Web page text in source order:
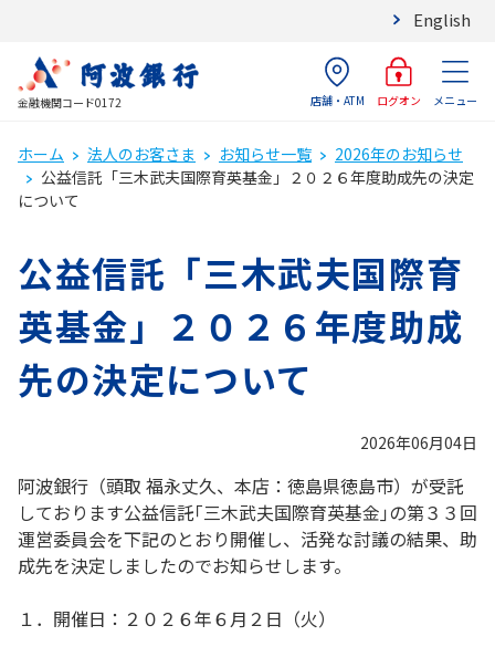
English
金融機関コード0172 店舗・ATM ログオン メニュー
ホーム 法人のお客さま お知らせ一覧
2026年のお知らせ
公益信託「三木武夫国際育英基金」２０２６年度助成先の決定
について
公益信託「三木武夫国際育
英基金」２０２６年度助成
先の決定について
2026年06月04日
阿波銀行（頭取 福永丈久、本店：徳島県徳島市）が受託
しております公益信託｢三木武夫国際育英基金｣の第３３回
運営委員会を下記のとおり開催し、活発な討議の結果、助
成先を決定しましたのでお知らせします。
１．開催日：２０２６年６月２日（火）